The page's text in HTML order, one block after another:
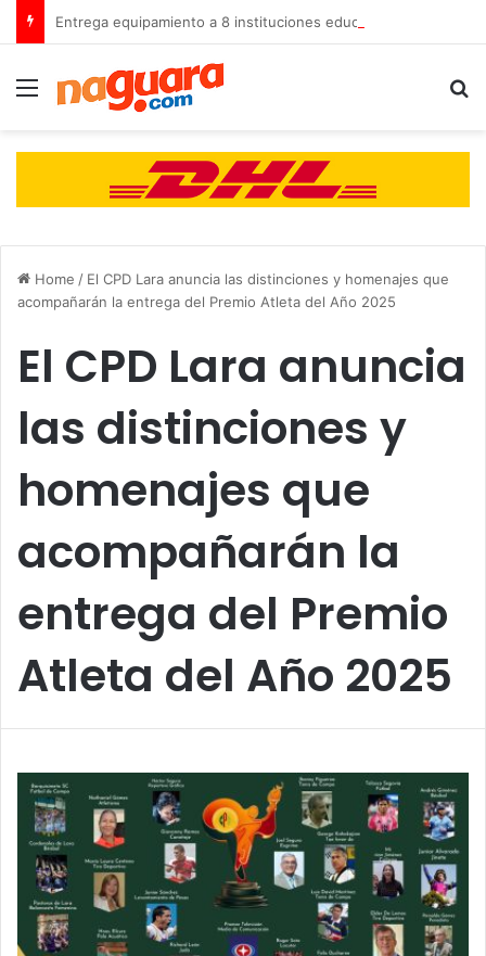
Menu
Home / El CPD Lara anuncia las distinciones y homenajes que
acompañarán la entrega del Premio Atleta del Año 2025
El CPD Lara anuncia
las distinciones y
homenajes que
acompañarán la
entrega del Premio
Atleta del Año 2025